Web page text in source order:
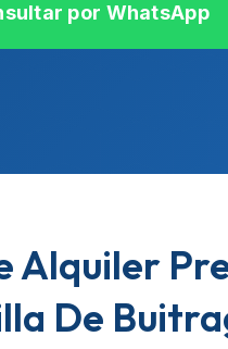
por WhatsApp
Alquiler
De